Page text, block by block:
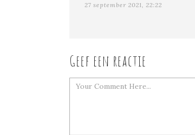
27 september 2021, 22:22
Geef een reactie